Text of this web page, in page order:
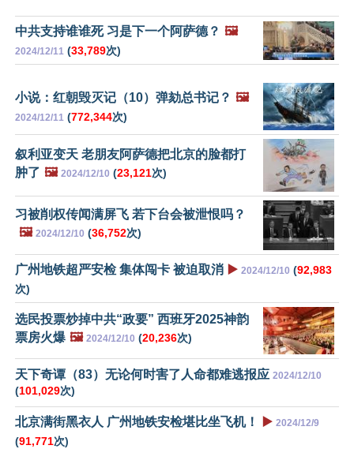
中共支持谁谁死 习是下一个阿萨德？ 🖼️
2024/12/11 (33,789次)
小说：红朝毁灭记（10）弹劾总书记？ 🖼️
2024/12/11 (772,344次)
叙利亚变天 老朋友阿萨德把北京的脸都打
肿了 🖼️ 2024/12/10 (23,121次)
习被削权传闻满屏飞 若下台会被泄恨吗？
🖼️ 2024/12/10 (36,752次)
广州地铁超严安检 集体闯卡 被迫取消 ▶️ 2024/12/10 (92,983
次)
选民投票炒掉中共“政要” 西班牙2025神韵
票房火爆 🖼️ 2024/12/10 (20,236次)
天下奇谭（83）无论何时害了人命都难逃报应 2024/12/10
(101,029次)
北京满街黑衣人 广州地铁安检堪比坐飞机！ ▶️ 2024/12/9
(91,771次)